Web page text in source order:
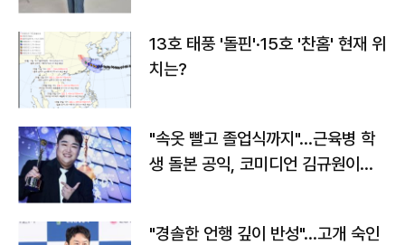
13호 태풍 '돌핀'·15호 '찬홈' 현재 위
치는?
"속옷 빨고 졸업식까지"…근육병 학
생 돌본 공익, 코미디언 김규원이었
"경솔한 언행 깊이 반성"…고개 숙인